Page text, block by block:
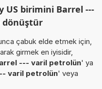
US birimini Barrel ---
çabuk elde etmek için,
girmek en iyisidir,
--- varil petrolün' ya
varil petrolün' veya